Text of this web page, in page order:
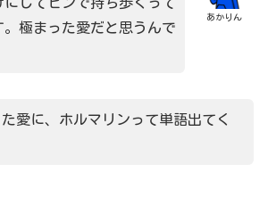
あかりん
。極まった愛だと思うんで
愛に、ホルマリンって単語出てく